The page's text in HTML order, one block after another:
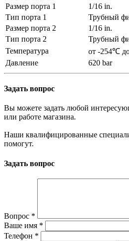
Размер порта 1
1/16 in.
Тип порта 1
Трубный
Размер порта 2
1/16 in.
Тип порта 2
Трубный
Температура
от -254℃
Давление
620 bar
Задать вопрос
Вы можете задать любой
или работе магазина.
Наши квалифицированные
помогут.
Задать вопрос
Вопрос *
Ваше имя *
Телефон *